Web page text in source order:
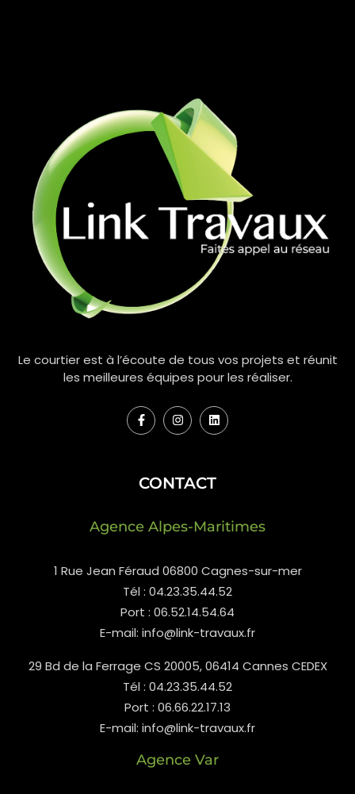
Le courtier est à l’écoute de tous vos projets et réunit
les meilleures équipes pour les réaliser.
CONTACT
Agence Alpes-Maritimes
1 Rue Jean Féraud 06800 Cagnes-sur-mer
Tél : 04.23.35.44.52
Port : 06.52.14.54.64
E-mail: info@link-travaux.fr
29 Bd de la Ferrage CS 20005, 06414 Cannes CEDEX
Tél : 04.23.35.44.52
Port : 06.66.22.17.13
E-mail: info@link-travaux.fr
Agence Var